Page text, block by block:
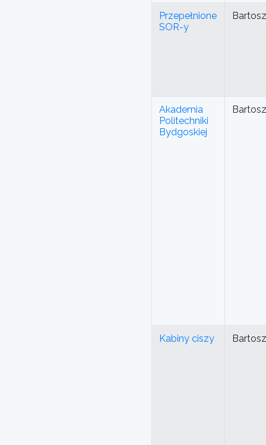
Przepełnione
SOR-y
Akademia
Politechniki
Bydgoskiej
Kabiny ciszy